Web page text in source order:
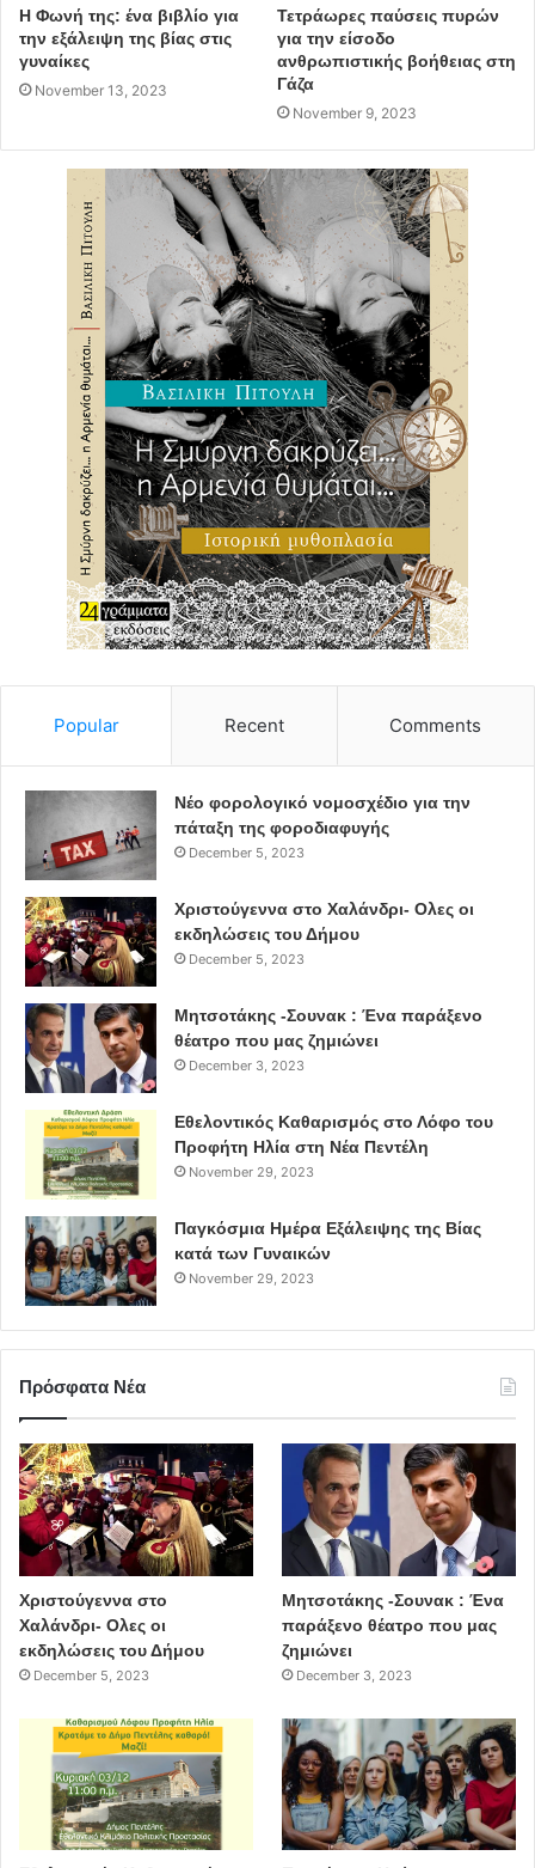
Η Φωνή της: ένα βιβλίο για
την εξάλειψη της βίας στις
γυναίκες
November 13, 2023
Τετράωρες παύσεις πυρών
για την είσοδο
ανθρωπιστικής βοήθειας στη
Γάζα
November 9, 2023
Popular Recent Comments
Νέο φορολογικό νομοσχέδιο για την
πάταξη της φοροδιαφυγής
December 5, 2023
Χριστούγεννα στο Χαλάνδρι- Ολες οι
εκδηλώσεις του Δήμου
December 5, 2023
Μητσοτάκης -Σουνακ : Ένα παράξενο
θέατρο που μας ζημιώνει
December 3, 2023
Εθελοντικός Καθαρισμός στο Λόφο του
Προφήτη Ηλία στη Νέα Πεντέλη
November 29, 2023
Παγκόσμια Ημέρα Εξάλειψης της Βίας
κατά των Γυναικών
November 29, 2023
Πρόσφατα Νέα
Χριστούγεννα στο
Χαλάνδρι- Ολες οι
εκδηλώσεις του Δήμου
December 5, 2023
Μητσοτάκης -Σουνακ : Ένα
παράξενο θέατρο που μας
ζημιώνει
December 3, 2023